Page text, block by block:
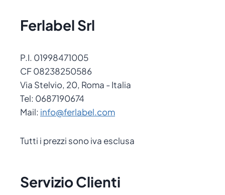
Ferlabel Srl
P.I. 01998471005
CF 08238250586
Via Stelvio, 20, Roma - Italia
Tel: 0687190674
Mail: info@ferlabel.com
Tutti i prezzi sono iva esclusa
Servizio Clienti